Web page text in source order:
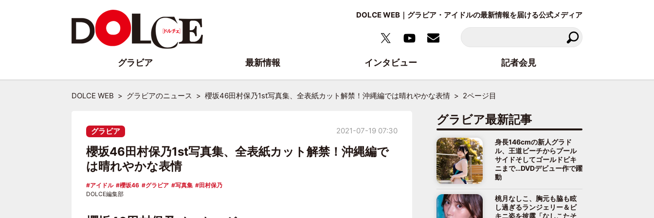
DOLCE WEB｜グラビア・アイドルの最新情報を届ける公式メディア
DOLCE WEB グラビアのニュース 櫻坂46田村保乃1st写真集、全表紙カット解禁！沖縄編では晴れやかな表情 2ページ目
グラビア 2021-07-19 07:30
櫻坂46田村保乃1st写真集、全表紙カット解禁！沖縄編で
は晴れやかな表情
アイドル 櫻坂46 グラビア 写真集
田村保乃
DOLCE編集部
グラビア最新記事
身長146cmの新人グラド
ル、王道ビーチからプール
サイドそしてゴールドビキ
ニまで…DVDデビュー作で躍
動
桃月なしこ、胸元も脇も眩
し過ぎるランジェリー＆ビ
キニ姿を披露「なしこたそ
グラビア 最新情報 インタビュー 記者会見